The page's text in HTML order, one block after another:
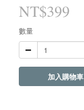
NT$399
數量
加入購物車